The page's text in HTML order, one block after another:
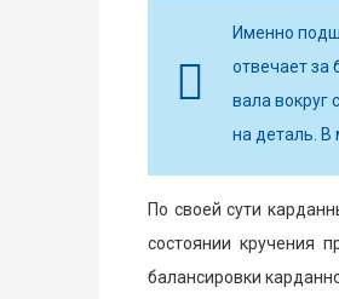
Именно
отвечает за
вала вокруг
на деталь. В
По своей сути
состоянии кручения
балансировки